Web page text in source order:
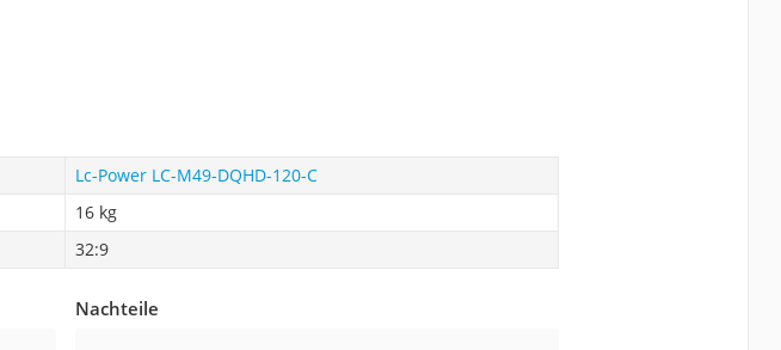
Lc-Power LC-M49-DQHD-120-C
‎16 kg
32:9
Nachteile